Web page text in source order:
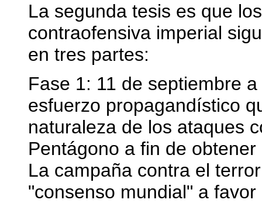
La segunda tesis es que
contraofensiva imperial
en tres partes:
Fase 1: 11 de septiembre
esfuerzo propagandístico
naturaleza de los ataques
Pentágono a fin de
La campaña contra el
"consenso mundial" a